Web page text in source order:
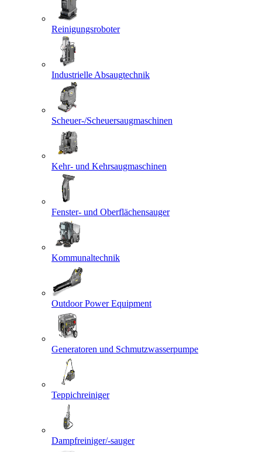
Reinigungsroboter
Industrielle Absaugtechnik
Scheuer-/Scheuersaugmaschinen
Kehr- und Kehrsaugmaschinen
Fenster- und Oberflächensauger
Kommunaltechnik
Outdoor Power Equipment
Generatoren und Schmutzwasserpumpe
Teppichreiniger
Dampfreiniger/-sauger